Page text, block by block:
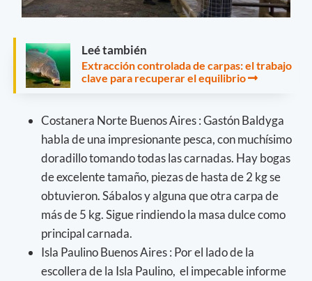
Leé también
Extracción controlada de carpas: el trabajo
clave para recuperar el equilibrio
Costanera Norte Buenos Aires : Gastón Baldyga
habla de una impresionante pesca, con muchísimo
doradillo tomando todas las carnadas. Hay bogas
de excelente tamaño, piezas de hasta de 2 kg se
obtuvieron. Sábalos y alguna que otra carpa de
más de 5 kg. Sigue rindiendo la masa dulce como
principal carnada.
Isla Paulino Buenos Aires : Por el lado de la
escollera de la Isla Paulino, el impecable informe